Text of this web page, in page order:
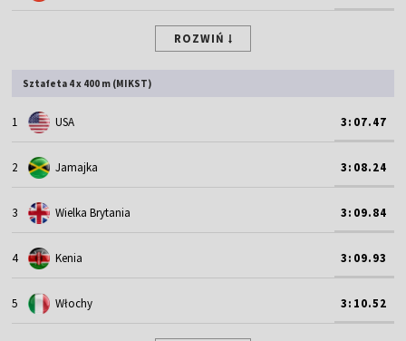
ROZWIŃ
Sztafeta 4 x 400 m (MIKST)
1 USA 3:07.47
2 Jamajka 3:08.24
3 Wielka Brytania 3:09.84
4 Kenia 3:09.93
5 Włochy 3:10.52